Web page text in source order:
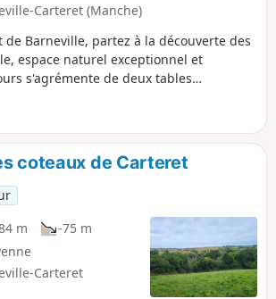
Carteret (Manche)
Barneville, partez à la découverte des
espace naturel exceptionnel et
s'agrémente de deux tables
MaJ en 2025 : Voir dans Informations
Visorando vivement conseillé !
coteaux de Carteret
m
-75 m
Carteret